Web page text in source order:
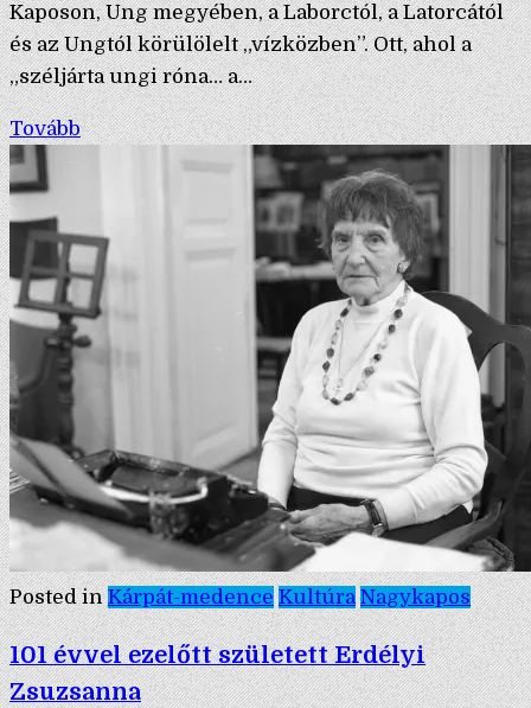
Kaposon, Ung megyében, a Laborctól, a Latorcától
és az Ungtól körülölelt „vízközben”. Ott, ahol a
„széljárta ungi róna… a…
Tovább
Posted inKárpát-medence Kultúra Nagykapos
101 évvel ezelőtt született Erdélyi
Zsuzsanna